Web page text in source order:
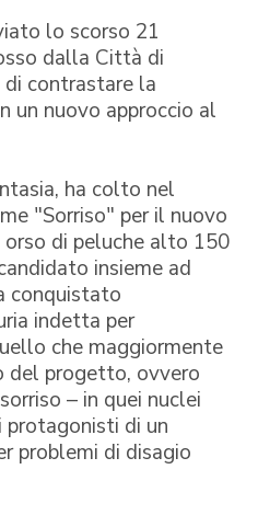
lo scorso 21
dalla Città di
contrastare la
un nuovo approccio al
ha colto nel
"Sorriso" per il nuovo
di peluche alto 150
insieme ad
conquistato
indetta per
che maggiormente
del progetto, ovvero
– in quei nuclei
di un
problemi di disagio